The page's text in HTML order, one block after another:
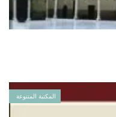
المكتبة المتنوعة